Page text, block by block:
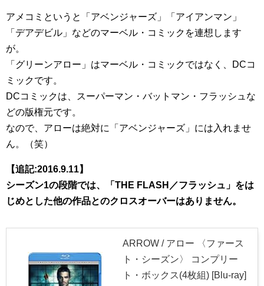
アメコミというと「アベンジャーズ」「アイアンマン」
「デアデビル」などのマーベル・コミックを連想します
が。
「グリーンアロー」はマーベル・コミックではなく、DCコ
ミックです。
DCコミックは、スーパーマン・バットマン・フラッシュな
どの版権元です。
なので、アローは絶対に「アベンジャーズ」には入れませ
ん。（笑）
【追記:2016.9.11】
シーズン1の段階では、「THE FLASH／フラッシュ」をは
じめとした他の作品とのクロスオーバーはありません。
ARROW / アロー 〈ファース
ト・シーズン〉 コンプリー
ト・ボックス(4枚組) [Blu-ray]